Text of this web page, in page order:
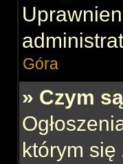
Góra
» Czym
którym